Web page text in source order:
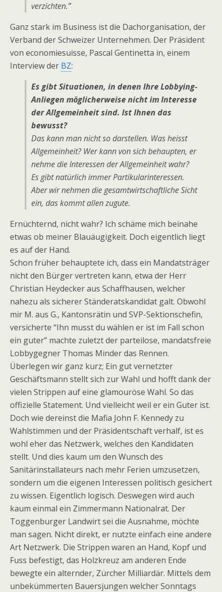
verzichten.”
Ganz stark im Business ist die Dachorganisation, der
Verband der Schweizer Unternehmen. Der Präsident
von economiesuisse, Pascal Gentinetta in, einem
Interview der BZ:
Es gibt Situationen, in denen Ihre Lobbying-
Anliegen möglicherweise nicht im Interesse
der Allgemeinheit sind. Ist Ihnen das
bewusst?
Das kann man nicht so darstellen. Was heisst
Allgemeinheit? Wer kann von sich behaupten, er
nehme die Interessen der Allgemeinheit wahr?
Es gibt natürlich immer Partikularinteressen.
Aber wir nehmen die gesamtwirtschaftliche Sicht
ein, das kommt allen zugute.
Ernüchternd, nicht wahr? Ich schäme mich beinahe
etwas ob meiner Blauäugigkeit. Doch eigentlich liegt
es auf der Hand.
Schon früher behauptete ich, dass ein Mandatsträger
nicht den Bürger vertreten kann, etwa der Herr
Christian Heydecker aus Schaffhausen, welcher
nahezu als sicherer Ständeratskandidat galt. Obwohl
mir M. aus G., Kantonsrätin und SVP-Sektionschefin,
versicherte “Ihn musst du wählen er ist im Fall schon
ein guter” machte zuletzt der parteilose, mandatsfreie
Lobbygegner Thomas Minder das Rennen.
Überlegen wir ganz kurz; Ein gut vernetzter
Geschäftsmann stellt sich zur Wahl und hofft dank der
vielen Strippen auf eine glamouröse Wahl. So das
offizielle Statement. Und vielleicht weil er ein Guter ist.
Doch wie dereinst die Mafia John F. Kennedy zu
Wahlstimmen und der Präsidentschaft verhalf, ist es
wohl eher das Netzwerk, welches den Kandidaten
stellt. Und dies kaum um den Wunsch des
Sanitärinstallateurs nach mehr Ferien umzusetzen,
sondern um die eigenen Interessen politisch gesichert
zu wissen. Eigentlich logisch. Deswegen wird auch
kaum einmal ein Zimmermann Nationalrat. Der
Toggenburger Landwirt sei die Ausnahme, möchte
man sagen. Nicht direkt, er nutzte einfach eine andere
Art Netzwerk. Die Strippen waren an Hand, Kopf und
Fuss befestigt, das Holzkreuz am anderen Ende
bewegte ein alternder, Zürcher Milliardär. Mittels dem
unbekümmerten Bauersjungen welcher Sonntags